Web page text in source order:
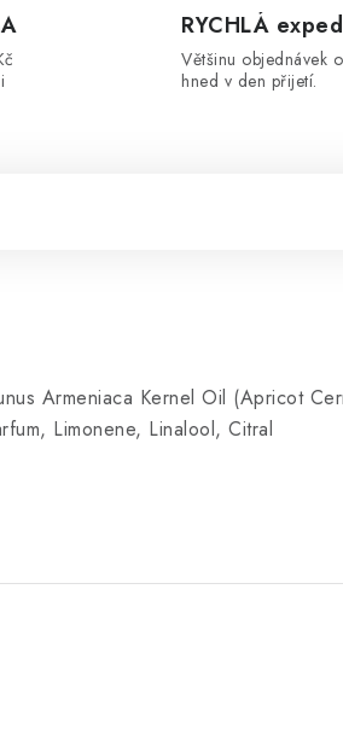
RYCHLÁ
Většinu objednávek
hned v den přijetí.
Armeniaca Kernel Oil (Apricot
Limonene, Linalool, Citral